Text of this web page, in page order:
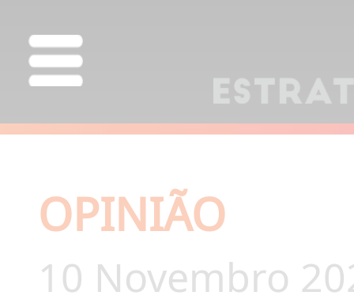
OPINIÃO
10 Novembro